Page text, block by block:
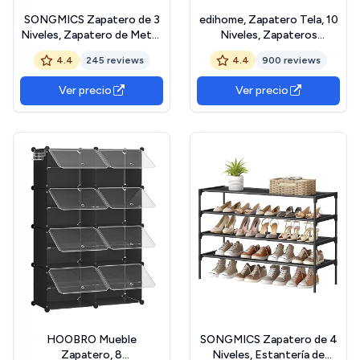
SONGMICS Zapatero de 3
Niveles, Zapatero de Metal,
Organizador de Zapatos,
para 3-6 Pares de Zapatos,
Apilable, Pasillo, 30 x 42,5 x
54,5 cm, Negro LSA003B01
4.4 245 reviews
Ver precio
edihome, Zapatero Tela, 10
Niveles, Zapateros
Estrechos y Altos, (58 x 28
x 160 cm) con Funda
Exterior, con Cremallera,
para Zapatillas, Tacones o
Zapatos (Negro)
4.4 900 reviews
Ver precio
HOOBRO Mueble
Zapatero, 8
SONGMICS Zapatero de 4
Niveles, Estantería de